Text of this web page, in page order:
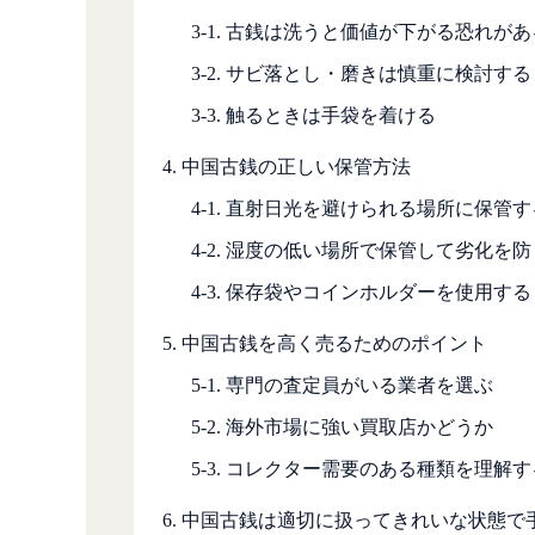
3-1. 古銭は洗うと価値が下がる恐れがあ
3-2. サビ落とし・磨きは慎重に検討する
3-3. 触るときは手袋を着ける
4. 中国古銭の正しい保管方法
4-1. 直射日光を避けられる場所に保管す
4-2. 湿度の低い場所で保管して劣化を防
4-3. 保存袋やコインホルダーを使用する
5. 中国古銭を高く売るためのポイント
5-1. 専門の査定員がいる業者を選ぶ
5-2. 海外市場に強い買取店かどうか
5-3. コレクター需要のある種類を理解す
6. 中国古銭は適切に扱ってきれいな状態で